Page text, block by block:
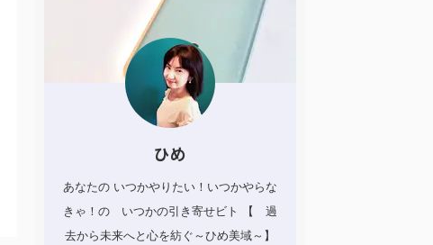
ひめ
あなたの いつかやりたい！いつかやらな
きゃ！の いつかの引き寄せビト 【 過
去から未来へと心を紡ぐ～ひめ美域～】